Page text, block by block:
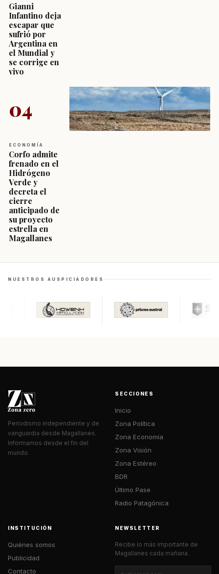
Gianni
Infantino deja
escapar que
sufrió por
Argentina en
el Mundial y
se corrige en
vivo
04
ECONOMÍA
Corfo admite
frenado en el
Hidrógeno
Verde y
decreta el
cierre
anticipado de
su proyecto
estrella en
Magallanes
NUESTROS AUSPICIADORES
Periodismo independiente y de
vanguardia desde Magallanes.
Informamos desde el fin del
mundo.
SECCIONES
Inicio
Zona Política
Zona Economía
Zona Visión
Zona Estéreo
BDR
Último Pase
Radio Patagónica
INSTITUCIÓN
Quiénes somos
Publicidad
Contacto
NEWSLETTER
Recibe lo más importante de
Magallanes cada mañana.